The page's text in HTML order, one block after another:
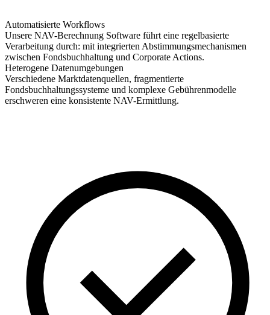
Automatisierte Workflows
Unsere NAV-Berechnung Software führt eine regelbasierte
Verarbeitung durch: mit integrierten Abstimmungsmechanismen
zwischen Fondsbuchhaltung und Corporate Actions.
Heterogene Datenumgebungen
Verschiedene Marktdatenquellen, fragmentierte
Fondsbuchhaltungssysteme und komplexe Gebührenmodelle
erschweren eine konsistente NAV-Ermittlung.